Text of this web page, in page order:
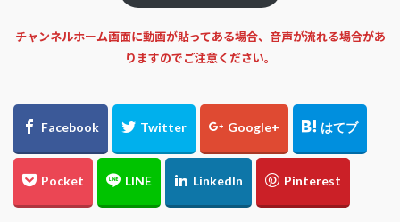
チャンネルホーム画面に動画が貼ってある場合、音声が流れる場合があ
りますのでご注意ください。